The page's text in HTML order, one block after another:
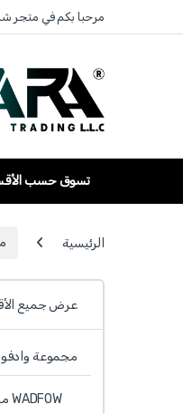
مرحبا بكم في متجر
تسوق حسب
الرئيسية
عرض جميع
مجموعة وادفو